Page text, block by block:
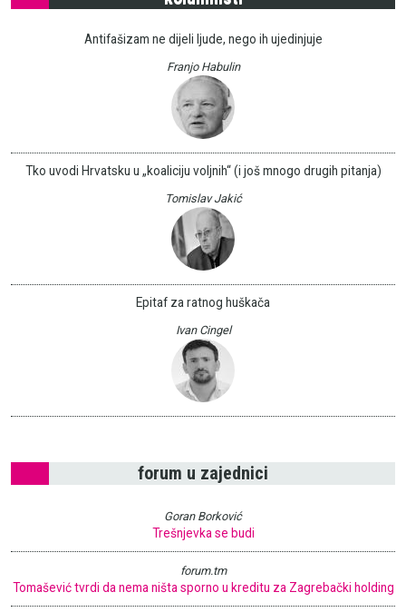
Antifašizam ne dijeli ljude, nego ih ujedinjuje
Franjo Habulin
Tko uvodi Hrvatsku u „koaliciju voljnih“ (i još mnogo drugih pitanja)
Tomislav Jakić
Epitaf za ratnog huškača
Ivan Cingel
forum u zajednici
Goran Borković
Trešnjevka se budi
forum.tm
Tomašević tvrdi da nema ništa sporno u kreditu za Zagrebački holding